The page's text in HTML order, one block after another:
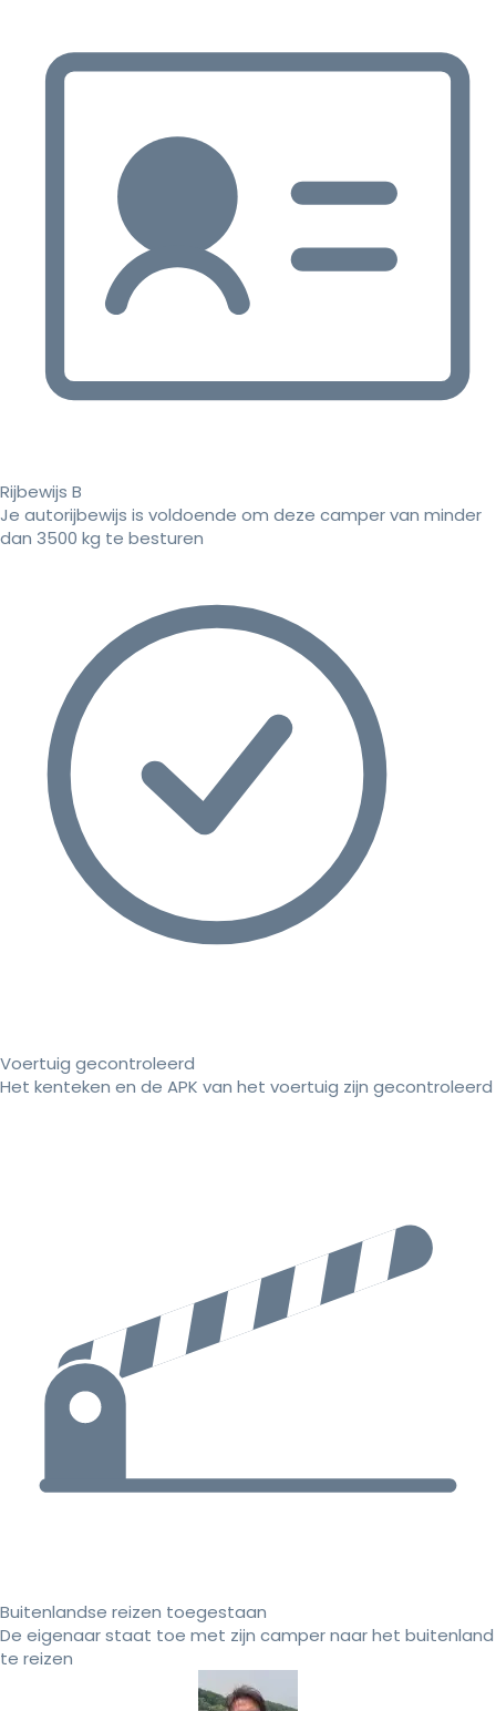
Rijbewijs B
Je autorijbewijs is voldoende om deze camper van minder
dan 3500 kg te besturen
Voertuig gecontroleerd
Het kenteken en de APK van het voertuig zijn gecontroleerd
Buitenlandse reizen toegestaan
De eigenaar staat toe met zijn camper naar het buitenland
te reizen